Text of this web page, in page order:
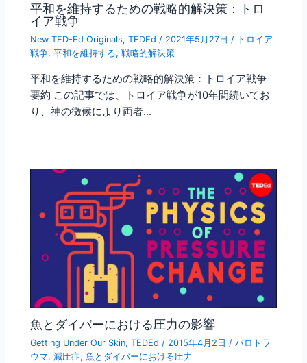
平和を維持するための戦略的解決策：トロ
イア戦争
New TED-Ed Originals,TEDEd / 2021年5月27日/ トロイア
戦争,平和を維持する,戦略的解決策
平和を維持するための戦略的解決策：トロイア戦争
要約 この記事では、トロイア戦争が10年間続いてお
り、神の徴候により両者…
魚とダイバーにおける圧力の影響
Getting Under Our Skin,TEDEd / 2015年4月2日/バロトラ
ウマ,減圧症,魚とダイバーにおける圧力